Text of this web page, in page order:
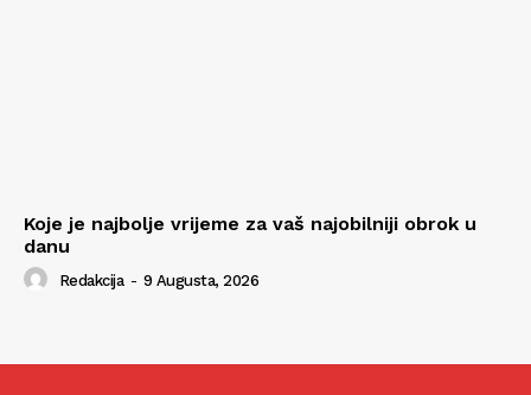
Koje je najbolje vrijeme za vaš najobilniji obrok u
danu
Redakcija - 9 Augusta, 2026